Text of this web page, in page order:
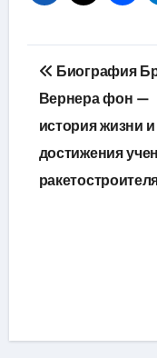
по
записям
Биография
Вернера фон —
история жизни и
достижения